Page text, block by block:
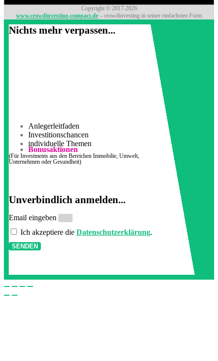
Copyright © 2017-2026
www.crowdinvesting-compact.de – crowdinvesting in seiner einfachsten Form
Nichts mehr verpassen...
Anlegerleitfaden
Investitionschancen
individuelle Themen
Bonusaktionen
(Für Investments aus den Bereichen Immobilie, Umwelt,
Unternehmen oder Gesundheit)
Unverbindlich anmelden...
Email eingeben
Ich akzeptiere die Datenschutzerklärung.
SENDEN